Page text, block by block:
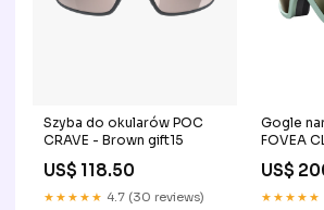
Szyba do okularów POC
CRAVE - Brown gift15
US$ 118.50
★★★★★ 4.7 (30 reviews)
Gogle
FOVEA
US$
★★★★★